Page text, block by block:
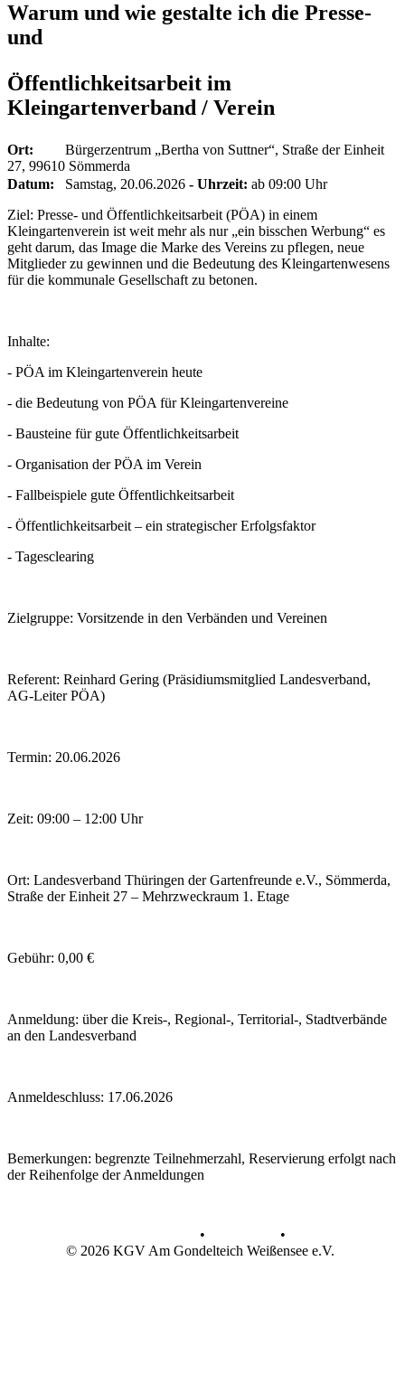
Warum und wie gestalte ich die Presse-
und
Öffentlichkeitsarbeit im
Kleingartenverband / Verein
Ort:
Bürgerzentrum „Bertha von Suttner“, Straße der Einheit
27, 99610 Sömmerda
Datum:
Samstag, 20.06.2026 - Uhrzeit: ab 09:00 Uhr
Ziel: Presse- und Öffentlichkeitsarbeit (PÖA) in einem
Kleingartenverein ist weit mehr als nur „ein bisschen Werbung“ es
geht darum, das Image die Marke des Vereins zu pflegen, neue
Mitglieder zu gewinnen und die Bedeutung des Kleingartenwesens
für die kommunale Gesellschaft zu betonen.
Inhalte:
- PÖA im Kleingartenverein heute
- die Bedeutung von PÖA für Kleingartenvereine
- Bausteine für gute Öffentlichkeitsarbeit
- Organisation der PÖA im Verein
- Fallbeispiele gute Öffentlichkeitsarbeit
- Öffentlichkeitsarbeit – ein strategischer Erfolgsfaktor
- Tagesclearing
Zielgruppe: Vorsitzende in den Verbänden und Vereinen
Referent: Reinhard Gering (Präsidiumsmitglied Landesverband,
AG-Leiter PÖA)
Termin: 20.06.2026
Zeit: 09:00 – 12:00 Uhr
Ort: Landesverband Thüringen der Gartenfreunde e.V., Sömmerda,
Straße der Einheit 27 – Mehrzweckraum 1. Etage
Gebühr: 0,00 €
Anmeldung: über die Kreis-, Regional-, Territorial-, Stadtverbände
an den Landesverband
Anmeldeschluss: 17.06.2026
Bemerkungen: begrenzte Teilnehmerzahl, Reservierung erfolgt nach
der Reihenfolge der Anmeldungen
•
•
© 2026 KGV Am Gondelteich Weißensee e.V.